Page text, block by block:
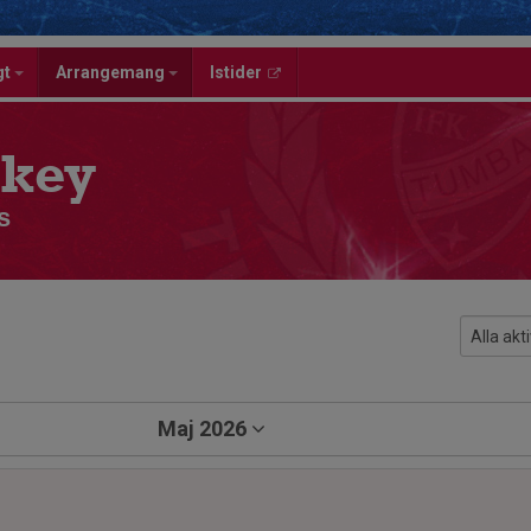
Arrangemang Istider
Maj 2026